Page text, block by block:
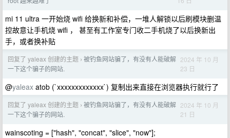
mi 11 ultra 一开始烧 wifi 给换新和补偿，一堆人解锁以后刷模块删温
控故意让手机烧 wifi ， 甚至有工作室专门收二手机烧了以后换新出
手，或者换补贴
回复了 yaleax 创建的主题 › 被钓鱼网站骗了，有没有人能破解
一下这个骗子的网站.
2024 年 10 月
23 日
@yaleax atob (`xxxxxxxxxxxxx`) 复制出来直接在浏览器执行就行了
回复了 yaleax 创建的主题 › 被钓鱼网站骗了，有没有人能破解
一下这个骗子的网站.
2024 年 10 月
21 日
wainscoting = ["hash", "concat", "slice", "now"];